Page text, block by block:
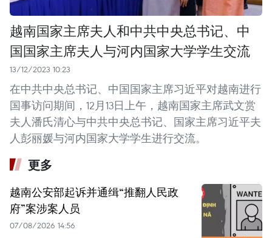
越南国家主席夫人和中共中央总书记、中
国国家主席夫人与河内国家大学学生交流
13/12/2023 10:23
在中共中央总书记、中国国家主席习近平对越南进行
国事访问期间，12月13日上午，越南国家主席武文赏
夫人潘氏清心与中共中央总书记、国家主席习近平夫
人彭丽媛与河内国家大学学生进行交流。
更多
越南公安部起诉并通缉“推翻人民政
府”案涉案人员
07/08/2026 14:56